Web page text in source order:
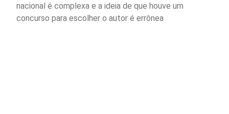
nacional é complexa e a ideia de que houve um
concurso para escolher o autor é errônea